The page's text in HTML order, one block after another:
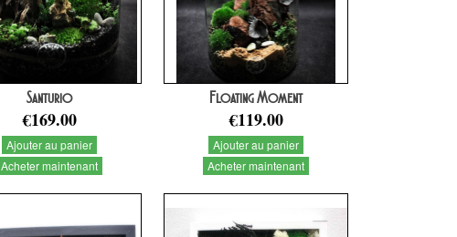
Santurio
€169.00
Ajouter au panier
Acheter maintenant
Floating Moment
€119.00
Ajouter au panier
Acheter maintenant